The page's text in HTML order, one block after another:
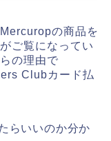
の商品を
ご覧になってい
の理由で
Clubカード払
らいいのか分か